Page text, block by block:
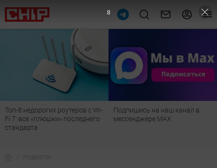
Топ-8 недорогих роутеров с Wi-
Fi 7: все «плюшки» последнего
стандарта
Подпишись на наш канал в
мессенджере МАХ
Новости
7